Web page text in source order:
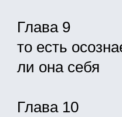
Глава 9
то есть
ли она себя
Глава 10